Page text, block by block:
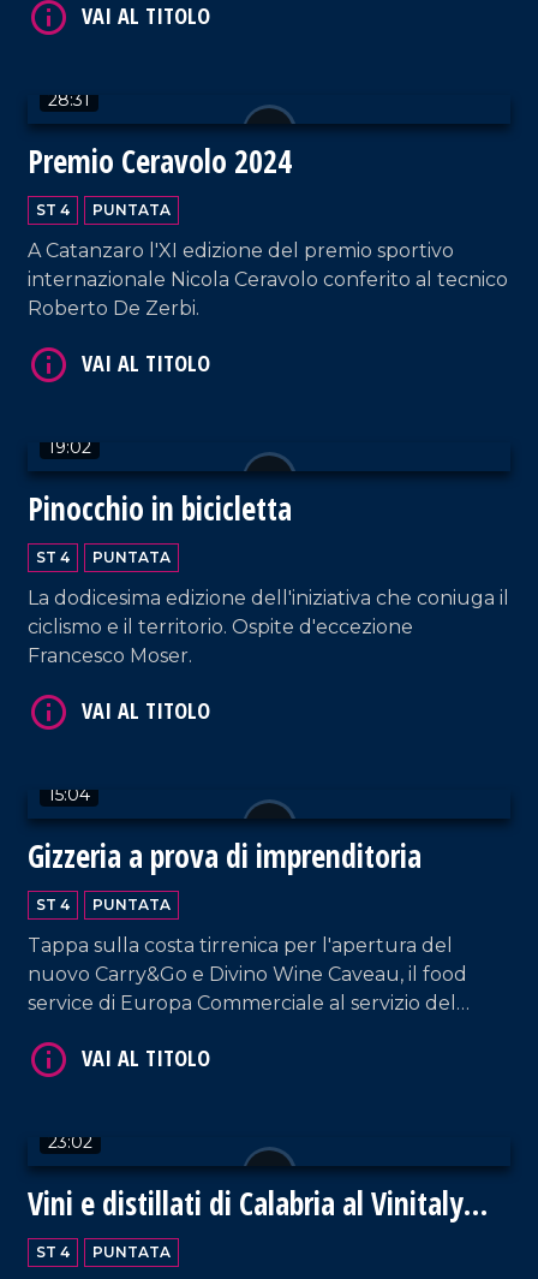
28:31
Premio Ceravolo 2024
ST 4 PUNTATA
A Catanzaro l'XI edizione del premio sportivo
internazionale Nicola Ceravolo conferito al tecnico
Roberto De Zerbi.
19:02
Pinocchio in bicicletta
ST 4 PUNTATA
La dodicesima edizione dell'iniziativa che coniuga il
ciclismo e il territorio. Ospite d'eccezione
Francesco Moser.
15:04
Gizzeria a prova di imprenditoria
ST 4 PUNTATA
Tappa sulla costa tirrenica per l'apertura del
nuovo Carry&Go e Divino Wine Caveau, il food
service di Europa Commerciale al servizio del
23:02
Vini e distillati di Calabria al Vinitaly
2024
ST 4 PUNTATA
VAI AL TITOLO
VAI AL TITOLO
VAI AL TITOLO
VAI AL TITOLO
VAI AL TITOLO